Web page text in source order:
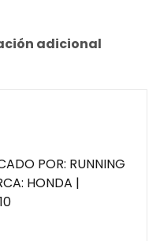
adicional
POR: RUNNING
HONDA |